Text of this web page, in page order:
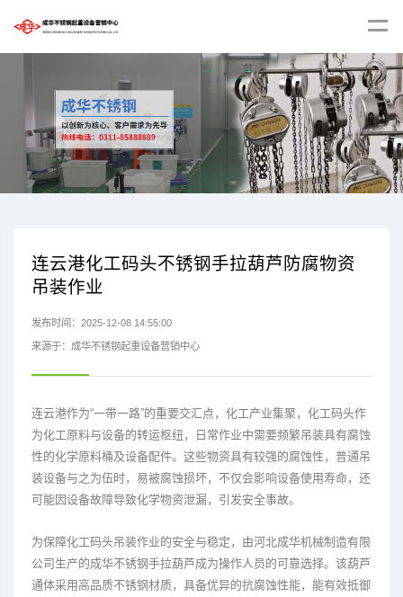
连云港化工码头不锈钢手拉葫芦防腐物资
吊装作业
发布时间：2025-12-08 14:55:00
来源于：成华不锈钢起重设备营销中心
连云港作为“一带一路”的重要交汇点，化工产业集聚，化工码头作
为化工原料与设备的转运枢纽，日常作业中需要频繁吊装具有腐蚀
性的化学原料桶及设备配件。这些物资具有较强的腐蚀性，普通吊
装设备与之为伍时，易被腐蚀损坏，不仅会影响设备使用寿命，还
可能因设备故障导致化学物资泄漏，引发安全事故。
为保障化工码头吊装作业的安全与稳定，由河北成华机械制造有限
公司生产的成华不锈钢手拉葫芦成为操作人员的可靠选择。该葫芦
通体采用高品质不锈钢材质，具备优异的抗腐蚀性能，能有效抵御